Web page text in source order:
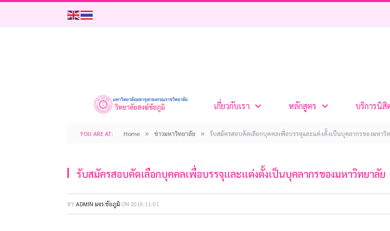
เกี่ยวกับเรา หลักสูตร บริการนิสิ
YOU ARE AT: Home » ข่าวมหาวิทยาลัย » รับสมัครสอบคัดเลือกบุคคลเพื่อบรรจุและแต่งตั้งเป็นบุคลากรของมหาวิ
รับสมัครสอบคัดเลือกบุคคลเพื่อบรรจุและแต่งตั้งเป็นบุคลากรของมหาวิทยาลัย
BY ADMIN มจร.ชัยภูมิ ON 2019-11-01